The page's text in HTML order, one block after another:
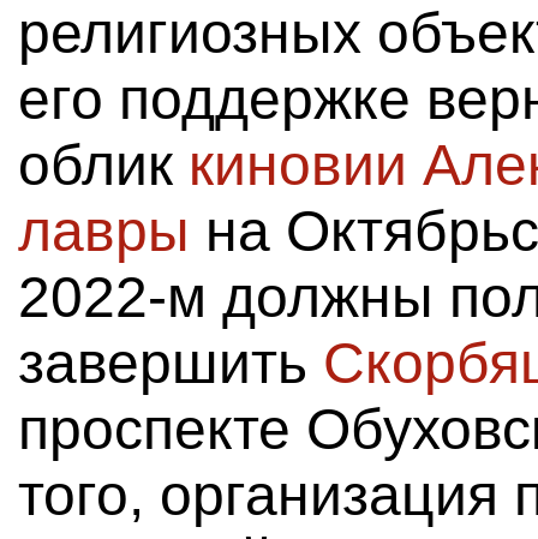
религиозных
его поддержке
облик киновии
лавры на
2022-м должны
завершить
проспекте
того, организация